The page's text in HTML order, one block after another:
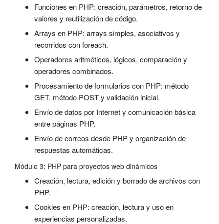
Funciones en PHP: creación, parámetros, retorno de
valores y reutilización de código.
Arrays en PHP: arrays simples, asociativos y
recorridos con foreach.
Operadores aritméticos, lógicos, comparación y
operadores combinados.
Procesamiento de formularios con PHP: método
GET, método POST y validación inicial.
Envío de datos por Internet y comunicación básica
entre páginas PHP.
Envío de correos desde PHP y organización de
respuestas automáticas.
Módulo 3: PHP para proyectos web dinámicos
Creación, lectura, edición y borrado de archivos con
PHP.
Cookies en PHP: creación, lectura y uso en
experiencias personalizadas.